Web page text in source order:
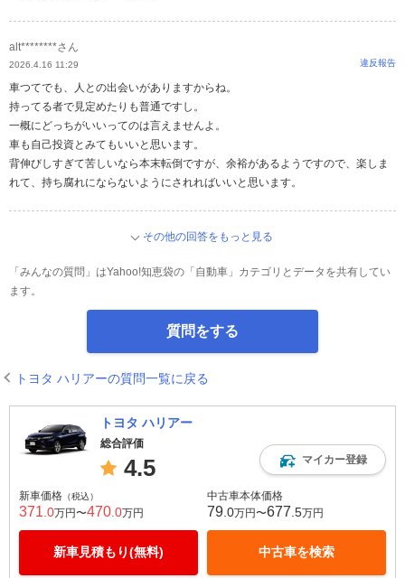
alt********さん
2026.4.16 11:29 違反報告
車つてでも、人との出会いがありますからね。
持ってる者で見定めたりも普通ですし。
一概にどっちがいいってのは言えませんよ。
車も自己投資とみてもいいと思います。
背伸びしすぎて苦しいなら本末転倒ですが、余裕があるようですので、楽しま
れて、持ち腐れにならないようにされればいいと思います。
その他の回答をもっと見る
「みんなの質問」はYahoo!知恵袋の「自動車」カテゴリとデータを共有してい
ます。
質問をする
トヨタ ハリアーの質問一覧に戻る
トヨタ ハリアー
総合評価
4.5 マイカー登録
新車価格 （税込）
371 .0万円〜470 .0万円
新車見積もり(無料)
中古車本体価格
79 .0万円〜677 .5万円
中古車を検索